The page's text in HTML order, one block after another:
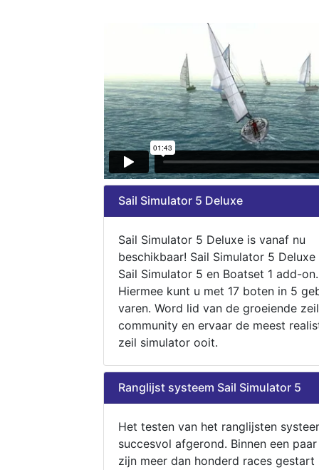
Sail Simulator 5 Deluxe
Sail Simulator 5 Deluxe is vanaf nu
beschikbaar! Sail Simulator 5
Sail Simulator 5 en Boatset 1 add-on.
Hiermee kunt u met 17 boten in 5
varen. Word lid van de groeiende zeil
community en ervaar de meest
zeil simulator ooit.
Ranglijst systeem Sail Simulator 5
Het testen van het ranglijsten
succesvol afgerond. Binnen een
zijn meer dan honderd races gestart